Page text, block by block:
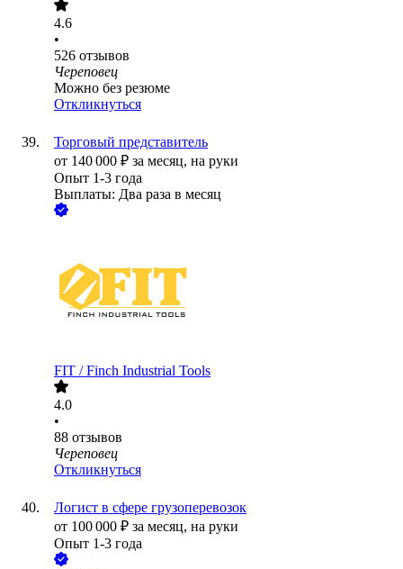
4.6
•
526 отзывов
Череповец
Можно без резюме
Откликнуться
Торговый представитель
от 140 000 ₽ за месяц, на руки
Опыт 1-3 года
Выплаты: Два раза в месяц
FIT / Finch Industrial Tools
4.0
•
88 отзывов
Череповец
Откликнуться
Логист в сфере грузоперевозок
от 100 000 ₽ за месяц, на руки
Опыт 1-3 года